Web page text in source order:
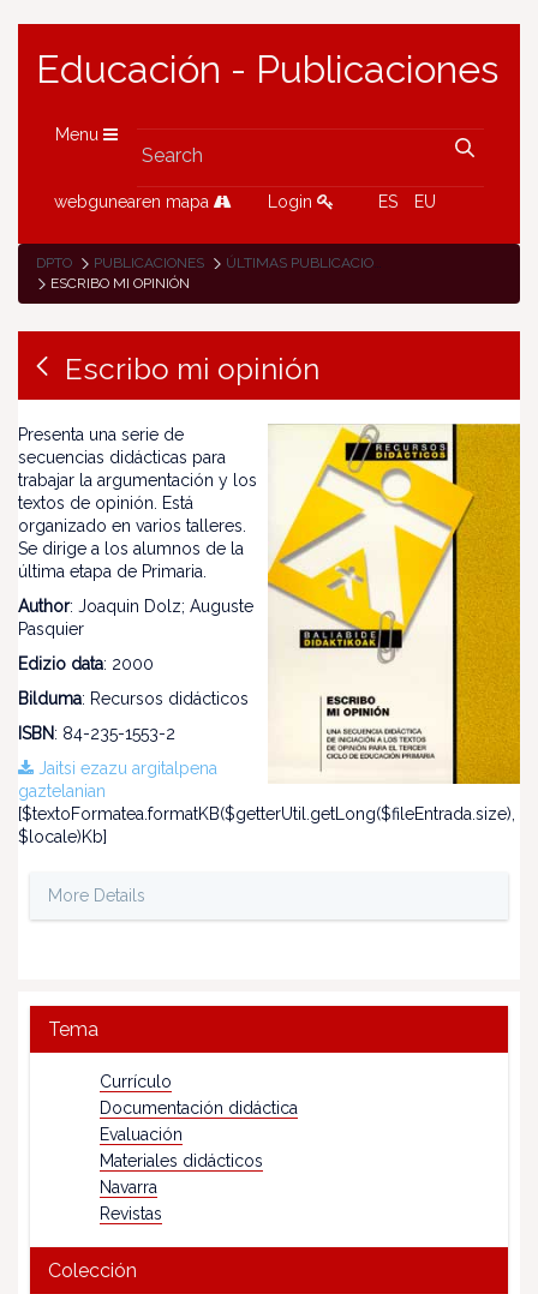
Educación - Publicaciones
Menu
webgunearen mapa Login ES EU
DPTO PUBLICACIONES
ÚLTIMAS PUBLICACIONES
ESCRIBO MI OPINIÓN
Escribo mi opinión
Presenta una serie de
secuencias didácticas para
trabajar la argumentación y los
textos de opinión. Está
organizado en varios talleres.
Se dirige a los alumnos de la
última etapa de Primaria.
Author: Joaquin Dolz; Auguste
Pasquier
Edizio data: 2000
Bilduma: Recursos didácticos
ISBN: 84-235-1553-2
Jaitsi ezazu argitalpena
gaztelanian
[$textoFormatea.formatKB($getterUtil.getLong($fileEntrada.size),
$locale)Kb]
More Details
Tema
Currículo
Documentación didáctica
Evaluación
Materiales didácticos
Navarra
Revistas
Colección